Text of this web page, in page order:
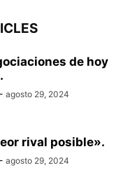
de hoy
- agosto 29, 2024
rival posible».
- agosto 29, 2024